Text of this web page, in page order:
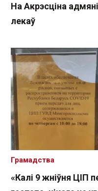
На Акрэсціна
лекаў
«Калі 9 жніўня ЦІП
Грамадства